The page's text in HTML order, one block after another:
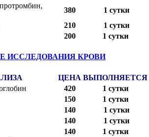
380
1 сутки
210
1 сутки
200 1 сутки
ИССЛЕДОВАНИЯ КРОВИ
ЦЕНА ВЫПОЛНЯЕТСЯ
420
1 сутки
150
1 сутки
140
1 сутки
140
1 сутки
140
1 сутки